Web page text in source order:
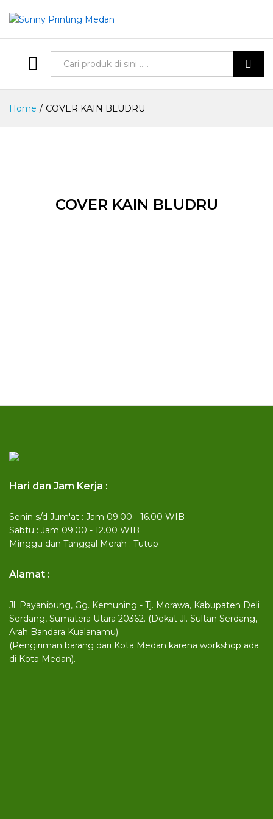
Semua Produk
Cari
Home / COVER KAIN BLUDRU
COVER KAIN BLUDRU
Hari dan Jam Kerja :
Senin s/d Jum'at : Jam 09.00 - 16.00 WIB
Sabtu : Jam 09.00 - 12.00 WIB
Minggu dan Tanggal Merah : Tutup
Alamat :
Jl. Payanibung, Gg. Kemuning - Tj. Morawa, Kabupaten Deli
Serdang, Sumatera Utara 20362. (Dekat Jl. Sultan Serdang,
Arah Bandara Kualanamu).
(Pengiriman barang dari Kota Medan karena workshop ada
di Kota Medan).